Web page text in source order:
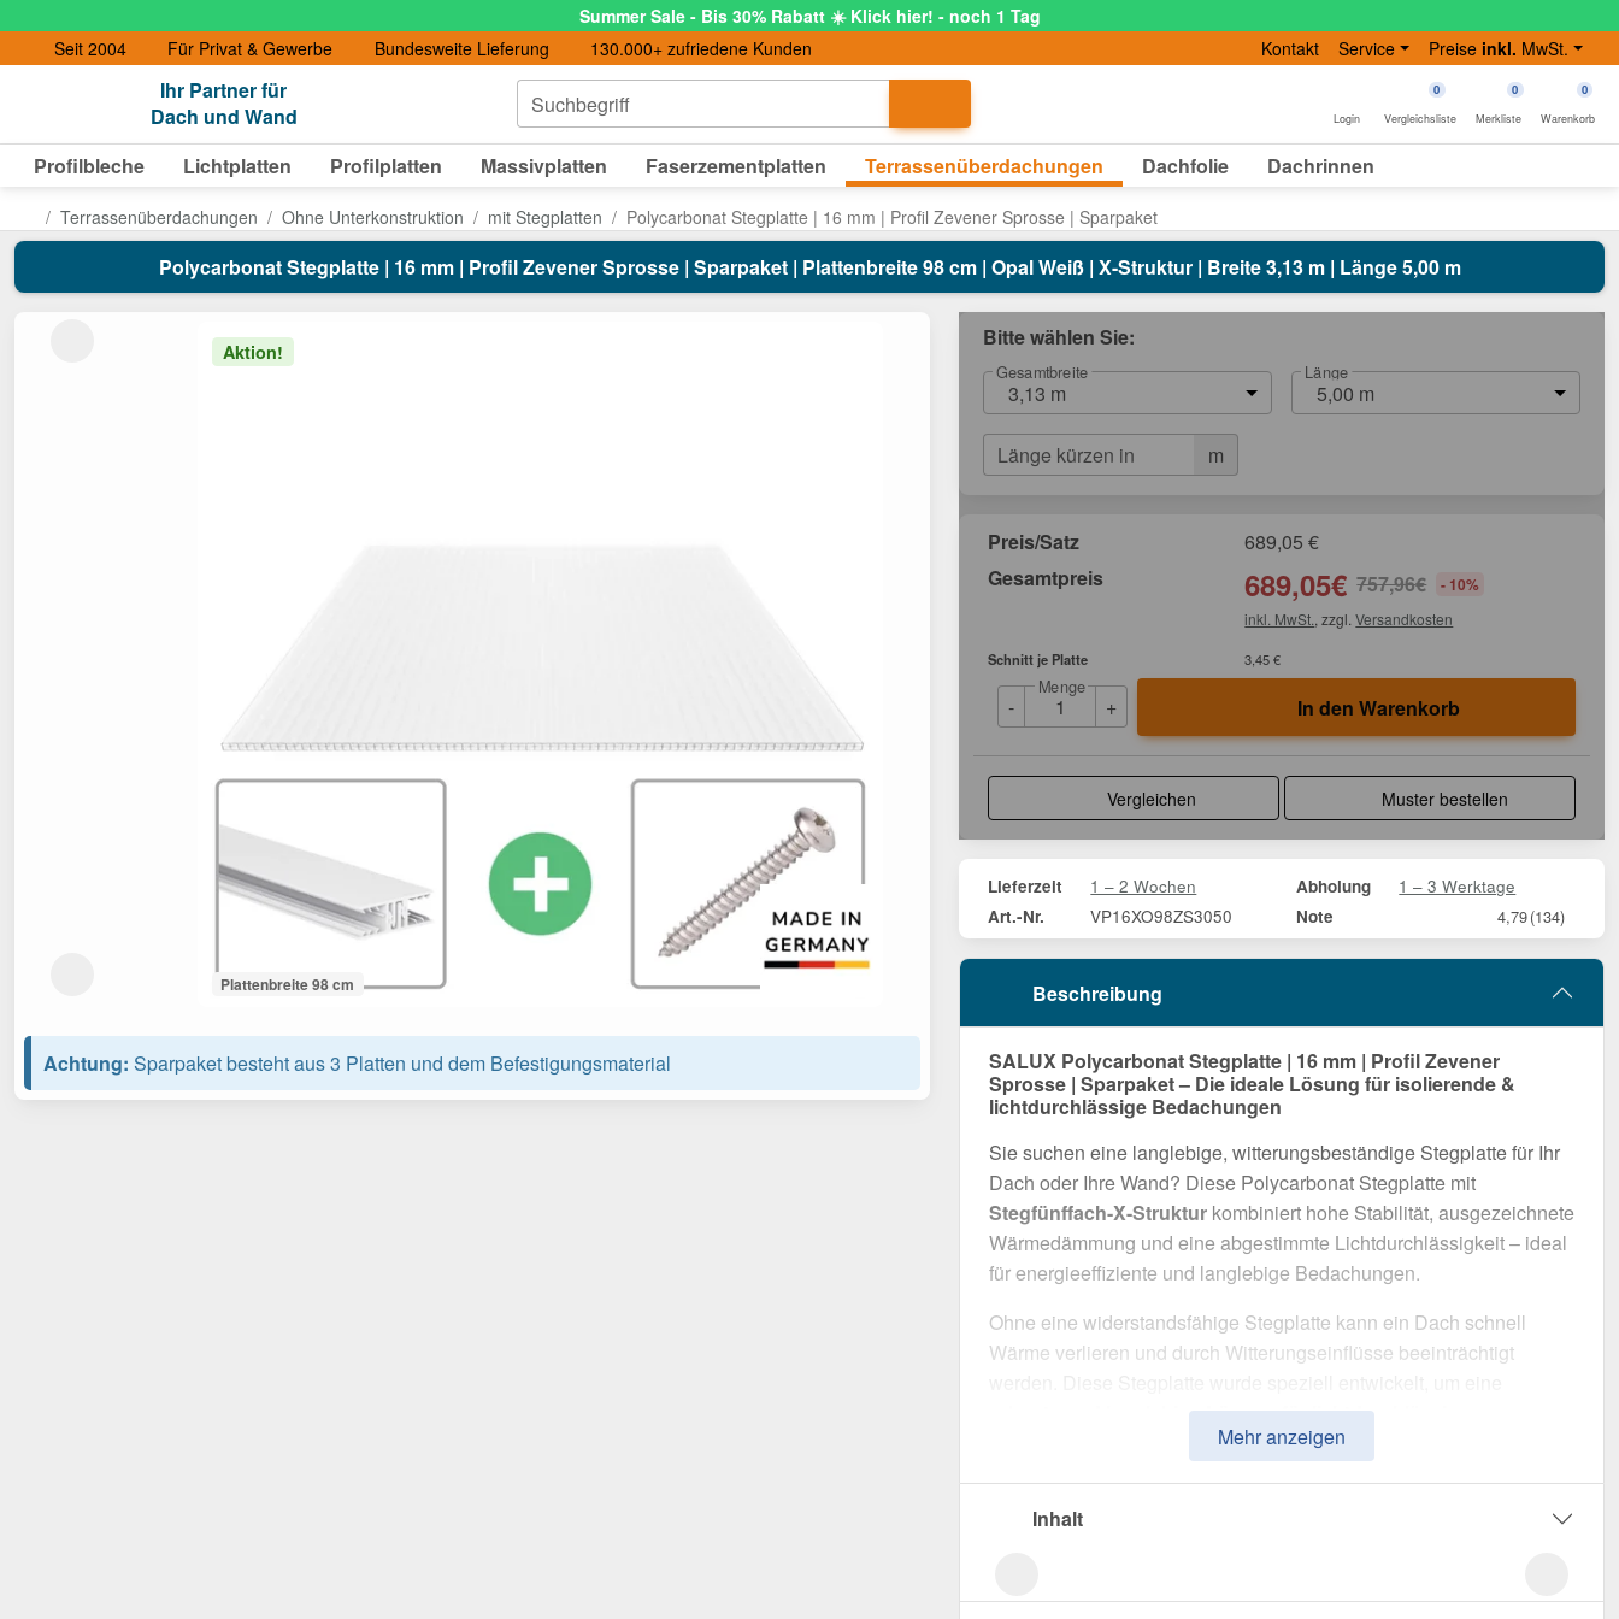
Summer Sale - Bis 30% Rabatt ☀️ Klick hier! - noch 1 Tag
Seit 2004
Für Privat & Gewerbe Bundesweite Lieferung 130.000+ zufriedene Kunden Kontakt Service Preise inkl. MwSt.
Ihr Partner für
Dach und Wand
Suchbegriff
Login
0
Vergleichsliste
0
Merkliste
0
Warenkorb
Profilbleche Lichtplatten Profilplatten Massivplatten Faserzementplatten Terrassenüberdachungen Dachfolie Dachrinnen
Terrassenüberdachungen Ohne Unterkonstruktion mit Stegplatten Polycarbonat Stegplatte | 16 mm | Profil Zevener Sprosse | Sparpaket
Polycarbonat Stegplatte | 16 mm | Profil Zevener Sprosse | Sparpaket | Plattenbreite 98 cm | Opal Weiß | X-Struktur | Breite 3,13 m | Länge 5,00 m
Aktion!
Plattenbreite 98 cm
Achtung: Sparpaket besteht aus 3 Platten und dem Befestigungsmaterial
Bitte wählen Sie:
Gesamtbreite
3,13 m
Länge
5,00 m
m
Länge kürzen in
Preis/Satz 689,05 €
Gesamtpreis
689,05€ 757,96€ - 10%
inkl. MwSt. , zzgl.Versandkosten
Schnitt je Platte 3,45 €
-
Menge
+ In den Warenkorb
Vergleichen Muster bestellen
Lieferzeit 1 – 2 Wochen Abholung 1 – 3 Werktage
Art.-Nr. VP16XO98ZS3050 Note 4,79(134)
Beschreibung
SALUX Polycarbonat Stegplatte | 16 mm | Profil Zevener
Sprosse | Sparpaket – Die ideale Lösung für isolierende &
lichtdurchlässige Bedachungen
Sie suchen eine langlebige, witterungsbeständige Stegplatte für Ihr
Dach oder Ihre Wand? Diese Polycarbonat Stegplatte mit
Stegfünffach-X-Struktur kombiniert hohe Stabilität, ausgezeichnete
Wärmedämmung und eine abgestimmte Lichtdurchlässigkeit – ideal
für energieeffiziente und langlebige Bedachungen.
Ohne eine widerstandsfähige Stegplatte kann ein Dach schnell
Wärme verlieren und durch Witterungseinflüsse beeinträchtigt
robuste und langlebige Lösung für lichtdurchlässige,
wärmedämmende Überdachungenzu bieten. Sie überzeugt durch
Mehr anzeigen
Inhalt